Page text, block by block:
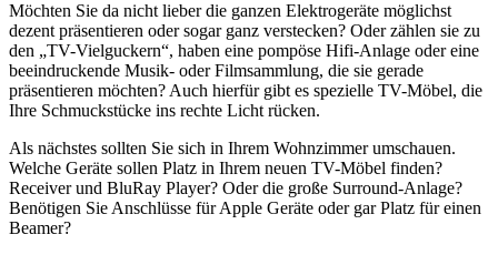
Möchten Sie da nicht lieber die ganzen Elektrogeräte möglichst
dezent präsentieren oder sogar ganz verstecken? Oder zählen sie zu
den „TV-Vielguckern“, haben eine pompöse Hifi-Anlage oder eine
beeindruckende Musik- oder Filmsammlung, die sie gerade
präsentieren möchten? Auch hierfür gibt es spezielle TV-Möbel, die
Ihre Schmuckstücke ins rechte Licht rücken.
Als nächstes sollten Sie sich in Ihrem Wohnzimmer umschauen.
Welche Geräte sollen Platz in Ihrem neuen TV-Möbel finden?
Receiver und BluRay Player? Oder die große Surround-Anlage?
Benötigen Sie Anschlüsse für Apple Geräte oder gar Platz für einen
Beamer?